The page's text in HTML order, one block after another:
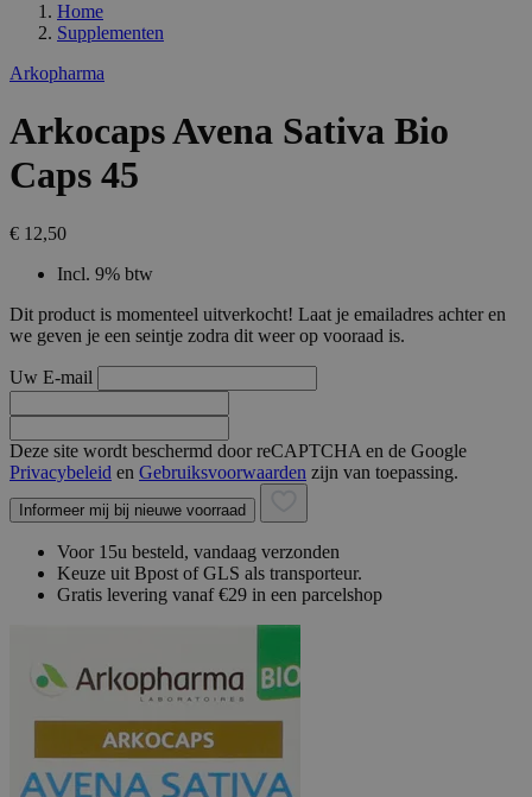
Home
Supplementen
Arkopharma
Arkocaps Avena Sativa Bio
Caps 45
€ 12,50
Incl. 9% btw
Dit product is momenteel uitverkocht! Laat je emailadres achter en
we geven je een seintje zodra dit weer op vooraad is.
Uw E-mail
Deze site wordt beschermd door reCAPTCHA en de Google
Privacybeleid en Gebruiksvoorwaarden zijn van toepassing.
Informeer mij bij nieuwe voorraad
Voor 15u besteld, vandaag verzonden
Keuze uit Bpost of GLS als transporteur.
Gratis levering vanaf €29 in een parcelshop